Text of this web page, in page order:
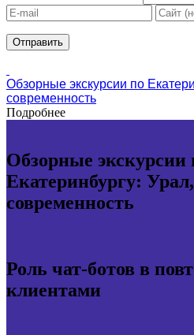
Обзорные экскурсии по
современность
Подробнее
Обзорные экскурсии
Екатеринбургу:
современность
Роль чат-ботов в
клиентами